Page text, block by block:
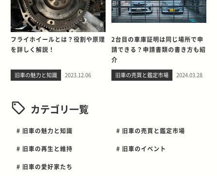
フライホイールとは？役割や原理
を詳しく解説！
旧車の魅力と知識 2023.12.06
2台目の車庫証明は同じ場所で申
請できる？申請書類の書き方も紹
介
旧車の売買と鑑定市場 2024.03.28
カテゴリ一覧
# 旧車の魅力と知識 # 旧車の売買と鑑定市場
# 旧車の再生と維持 # 旧車のイベント
# 旧車の愛好家たち